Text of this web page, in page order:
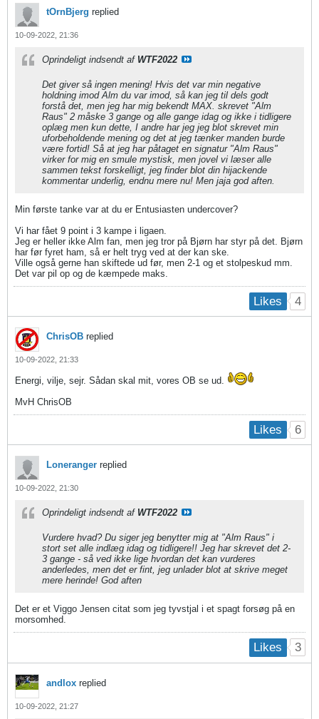
tOrnBjerg replied
10-09-2022, 21:36
Oprindeligt indsendt af WTF2022
Det giver så ingen mening! Hvis det var min negative
holdning imod Alm du var imod, så kan jeg til dels godt
forstå det, men jeg har mig bekendt MAX. skrevet "Alm
Raus" 2 måske 3 gange og alle gange idag og ikke i tidligere
oplæg men kun dette, I andre har jeg jeg blot skrevet min
uforbeholdende mening og det at jeg tænker manden burde
være fortid! Så at jeg har påtaget en signatur "Alm Raus"
virker for mig en smule mystisk, men jovel vi læser alle
sammen tekst forskelligt, jeg finder blot din hijackende
kommentar underlig, endnu mere nu! Men jaja god aften.
Min første tanke var at du er Entusiasten undercover?
Vi har fået 9 point i 3 kampe i ligaen.
Jeg er heller ikke Alm fan, men jeg tror på Bjørn har styr på det. Bjørn
har før fyret ham, så er helt tryg ved at der kan ske.
Ville også gerne han skiftede ud før, men 2-1 og et stolpeskud mm.
Det var pil op og de kæmpede maks.
Likes 4
ChrisOB replied
10-09-2022, 21:33
Energi, vilje, sejr. Sådan skal mit, vores OB se ud.
MvH ChrisOB
Likes 6
Loneranger replied
10-09-2022, 21:30
Oprindeligt indsendt af WTF2022
Vurdere hvad? Du siger jeg benytter mig at "Alm Raus" i
stort set alle indlæg idag og tidligere!! Jeg har skrevet det 2-
3 gange - så ved ikke lige hvordan det kan vurderes
anderledes, men det er fint, jeg unlader blot at skrive meget
mere herinde! God aften
Det er et Viggo Jensen citat som jeg tyvstjal i et spagt forsøg på en
morsomhed.
Likes 3
andlox replied
10-09-2022, 21:27